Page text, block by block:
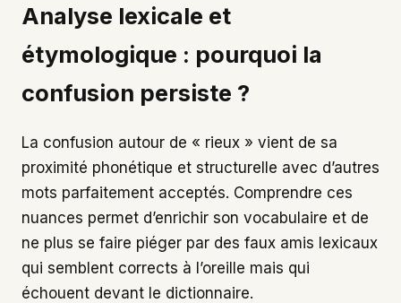
Analyse lexicale et
étymologique : pourquoi la
confusion persiste ?
La confusion autour de « rieux » vient de sa
proximité phonétique et structurelle avec d’autres
mots parfaitement acceptés. Comprendre ces
nuances permet d’enrichir son vocabulaire et de
ne plus se faire piéger par des faux amis lexicaux
qui semblent corrects à l’oreille mais qui
échouent devant le dictionnaire.